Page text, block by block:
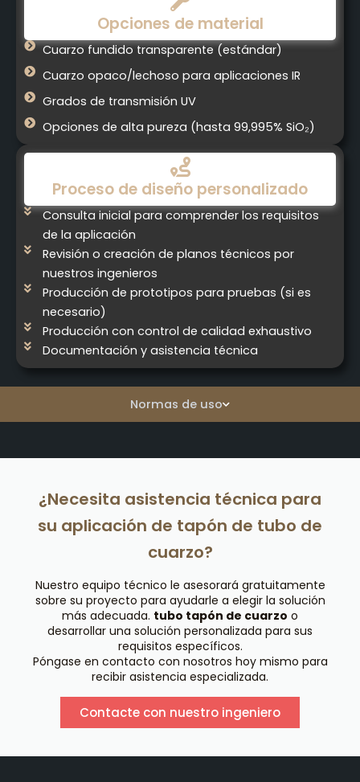
Normas de uso
Opciones de material
Cuarzo fundido transparente (estándar)
Cuarzo opaco/lechoso para aplicaciones IR
Grados de transmisión UV
Opciones de alta pureza (hasta 99,995% SiO₂)
Proceso de diseño personalizado
Consulta inicial para comprender los requisitos
de la aplicación
Revisión o creación de planos técnicos por
nuestros ingenieros
Producción de prototipos para pruebas (si es
necesario)
Producción con control de calidad exhaustivo
Documentación y asistencia técnica
¿Necesita asistencia técnica para
su aplicación de tapón de tubo de
cuarzo?
Nuestro equipo técnico le asesorará gratuitamente
sobre su proyecto para ayudarle a elegir la solución
más adecuada. tubo tapón de cuarzo o
desarrollar una solución personalizada para sus
requisitos específicos.
Póngase en contacto con nosotros hoy mismo para
recibir asistencia especializada.
Contacte con nuestro ingeniero